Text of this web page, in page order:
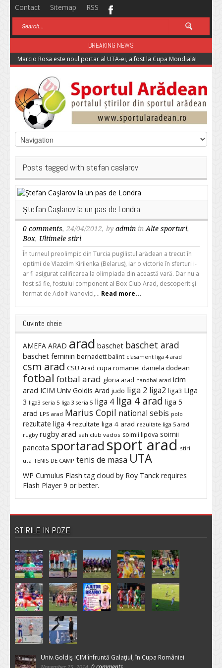
Contact Sitemap RSS
BREAKING NEWS
Marcio Rosa este noul portar al UTA-ei, a fost la Cupa Mondială!
Posts tagged with stefan caslarov
Ştefan Caşlarov la un pas de Londra
0 comments, 24/04/2012, by admin in Alte sporturi,
Box, Ultimele stiri
În turneul preolimpic din Turcia pugilistul arădean a trecut în
optimi de Vlazdim Kirilenka (Belarus), iar o victorie în sferturi i-
ar fi asigurat calificarea la olimpiada din această vară. Dar nu a
fost să fie, fostului component al Box Club Arad, descoperit şi
format de Adolf Ivanovici,... Read more...
Cuvinte cheie
AMEFA ARAD arad baschet baschet arad
baschet feminin bernadett balint clasament liga 4 arad
csm arad CSU Arad cupa romaniei daniela dodean
fotbal fotbal arad gloria arad handbal arad icim
arad ICIM Univ Goldis Arad judo liga 2 liga2 liga3 Liga
3 liga3 seria 5 liga 3 seria 5 liga 4 liga 4 arad liga 5
arad LPS arad Marius Copil national sebis polo
rezultate liga 4 rezultate liga 4 arad rezultate liga 5 arad
rugby rugby arad sah club vados soimii lipova soimii
pancota sportarad sport arad stiri
uta TENIS DE CAMP tenis de masa UTA
WP Cumulus Flash tag cloud by Roy Tanck requires
Flash Player 9 or better.
STIRILE IN POZE
Univ.Goldiş ICIM înfruntă Galaţiul, în Cupa României